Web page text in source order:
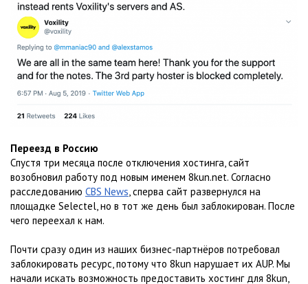
Переезд в Россию
Спустя три месяца после отключения хостинга, сайт
возобновил работу под новым именем 8kun.net. Согласно
расследованию CBS News , сперва сайт развернулся на
площадке Selectel, но в тот же день был заблокирован. После
чего переехал к нам.
Почти сразу один из наших бизнес-партнёров потребовал
заблокировать ресурс, потому что 8kun нарушает их AUP. Мы
начали искать возможность предоставить хостинг для 8kun,